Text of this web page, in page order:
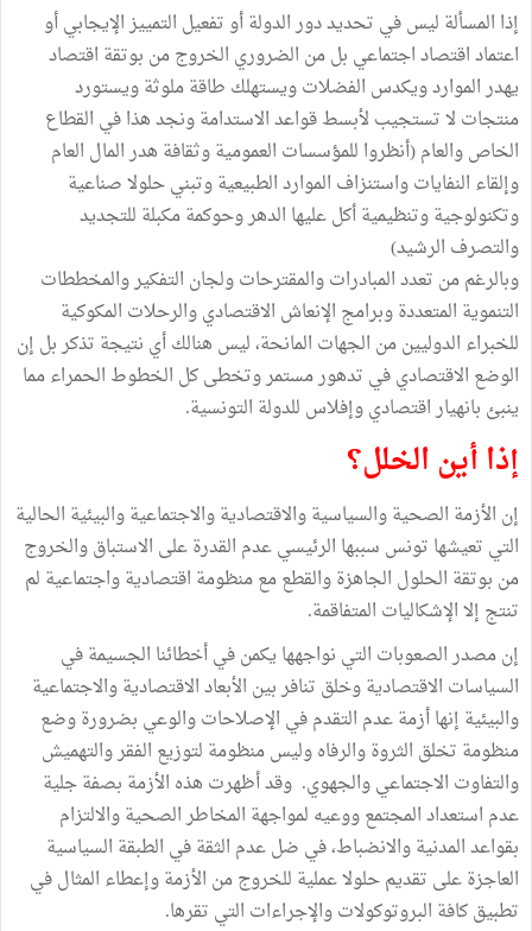
إذا المسألة ليس في تحديد دور الدولة أو تفعيل التمييز الإيجابي أو
اعتماد اقتصاد اجتماعي بل من الضروري الخروج من بوتقة اقتصاد
يهدر الموارد ويكدس الفضلات ويستهلك طاقة ملوثة ويستورد
منتجات لا تستجيب لأبسط قواعد الاستدامة ونجد هذا في القطاع
الخاص والعام (أنظروا للمؤسسات العمومية وثقافة هدر المال العام
وإلقاء النفايات واستنزاف الموارد الطبيعية وتبني حلولا صناعية
وتكنولوجية وتنظيمية أكل عليها الدهر وحوكمة مكبلة للتجديد
والتصرف الرشيد)
وبالرغم من تعدد المبادرات والمقترحات ولجان التفكير والمخططات
التنموية المتعددة وبرامج الإنعاش الاقتصادي والرحلات المكوكية
للخبراء الدوليين من الجهات المانحة، ليس هنالك أي نتيجة تذكر بل إن
الوضع الاقتصادي في تدهور مستمر وتخطى كل الخطوط الحمراء مما
ينبئ بانهيار اقتصادي وإفلاس للدولة التونسية.
إذا أين الخلل؟
إن الأزمة الصحية والسياسية والاقتصادية والاجتماعية والبيئية الحالية
التي تعيشها تونس سببها الرئيسي عدم القدرة على الاستباق والخروج
من بوتقة الحلول الجاهزة والقطع مع منظومة اقتصادية واجتماعية لم
تنتج إلا الإشكاليات المتفاقمة.
إن مصدر الصعوبات التي نواجهها يكمن في أخطائنا الجسيمة في
السياسات الاقتصادية وخلق تنافر بين الأبعاد الاقتصادية والاجتماعية
والبيئية إنها أزمة عدم التقدم في الإصلاحات والوعي بضرورة وضع
منظومة تخلق الثروة والرفاه وليس منظومة لتوزيع الفقر والتهميش
والتفاوت الاجتماعي والجهوي. وقد أظهرت هذه الأزمة بصفة جلية
عدم استعداد المجتمع ووعيه لمواجهة المخاطر الصحية والالتزام
بقواعد المدنية والانضباط، في ضل عدم الثقة في الطبقة السياسية
العاجزة على تقديم حلولا عملية للخروج من الأزمة وإعطاء المثال في
تطبيق كافة البروتوكولات والإجراءات التي تقرها.